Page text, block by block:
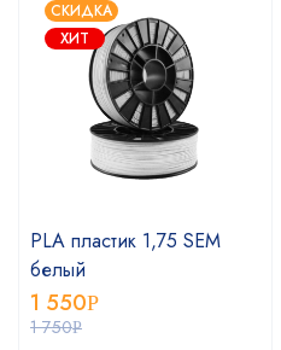
СКИДКА
ХИТ
PLA пластик 1,75 SEM
белый
1 750Р
1 550Р